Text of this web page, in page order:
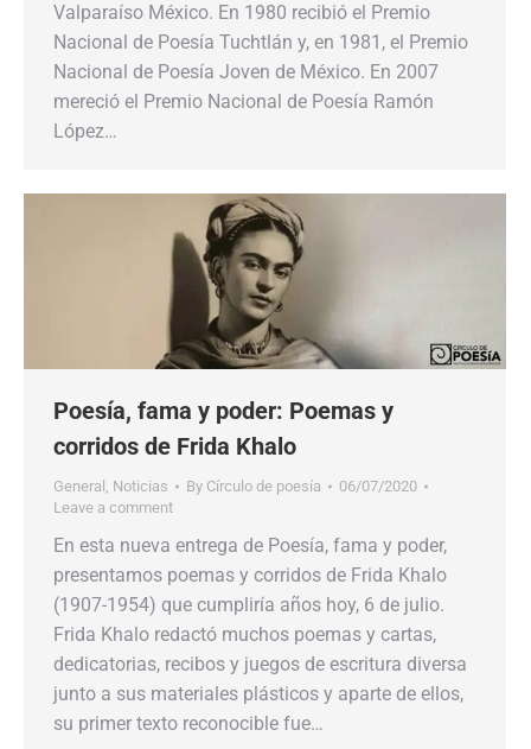
Valparaíso México. En 1980 recibió el Premio
Nacional de Poesía Tuchtlán y, en 1981, el Premio
Nacional de Poesía Joven de México. En 2007
mereció el Premio Nacional de Poesía Ramón
López…
Poesía, fama y poder: Poemas y
corridos de Frida Khalo
General , Noticias By Círculo de poesía
06/07/2020
Leave a comment
En esta nueva entrega de Poesía, fama y poder,
presentamos poemas y corridos de Frida Khalo
(1907-1954) que cumpliría años hoy, 6 de julio.
Frida Khalo redactó muchos poemas y cartas,
dedicatorias, recibos y juegos de escritura diversa
junto a sus materiales plásticos y aparte de ellos,
su primer texto reconocible fue…